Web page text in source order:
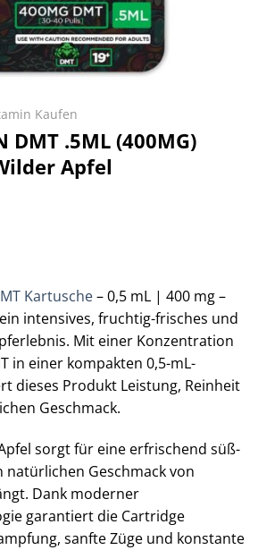
Kaufen
DMT .5ML (400MG)
Apfel
Kartusche– 0,5 mL | 400 mg –
intensives, fruchtig-frisches und
Mit einer Konzentration
in einer kompakten 0,5-mL-
dieses Produkt Leistung, Reinheit
Geschmack.
sorgt für eine erfrischend süß-
natürlichen Geschmack von
Dank moderner
garantiert die Cartridge
sanfte Züge und konstante